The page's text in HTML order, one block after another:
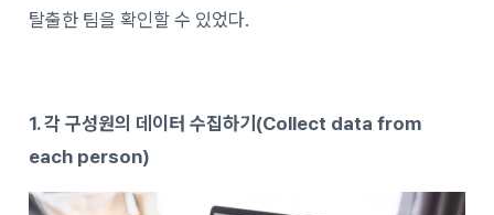
탈출한 팀을 확인할 수 있었다.
1. 각 구성원의 데이터 수집하기(Collect data from
each person)